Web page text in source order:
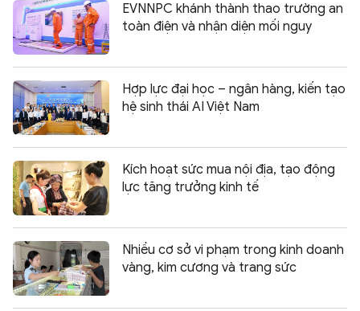
EVNNPC khánh thành thao trường an
toàn điện và nhận diện mối nguy
Hợp lực đại học – ngân hàng, kiến tạo
hệ sinh thái AI Việt Nam
Kích hoạt sức mua nội địa, tạo động
lực tăng trưởng kinh tế
Nhiều cơ sở vi phạm trong kinh doanh
vàng, kim cương và trang sức